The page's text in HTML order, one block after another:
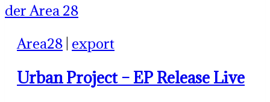
C
Area28 | export
Urban Project – EP Release Live